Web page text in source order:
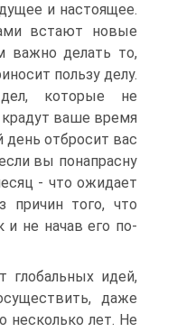
и настоящее.
встают новые
важно делать то,
пользу делу.
которые не
ваше время
отбросит вас
вы понапрасну
- что ожидает
причин того, что
и не начав его по-
глобальных идей,
даже
несколько лет. Не